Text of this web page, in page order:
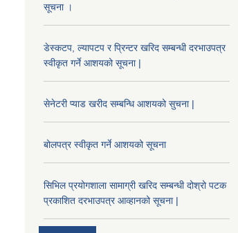
सूचना ।
डेस्कटप, ल्यापटप र प्रिन्टर खरिद सम्बन्धी दरभाउपत्र
स्वीकृत गर्ने आशयको सूचना |
सेनेटरी प्याड खरीद सम्बन्धि आशयको सुचना |
बोलपत्र स्वीकृत गर्ने आशयको सूचना
सिभिल प्रयोगशाला सामाग्री खरिद सम्बन्धी दोश्रो पटक
प्रकाशित दरभाउपत्र आव्हानको सूचना |